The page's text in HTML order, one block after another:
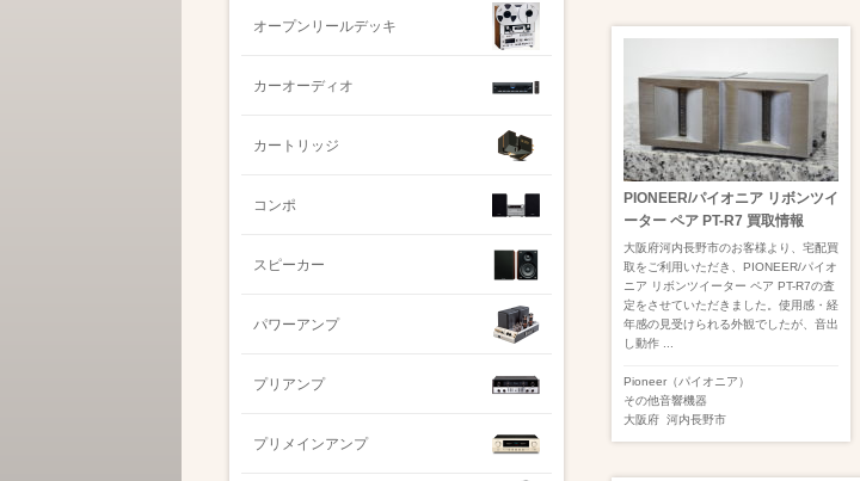
PIONEER/パイオニア リボンツイ
ーター ペア PT-R7 買取情報
大阪府河内長野市のお客様より、宅配買
取をご利用いただき、PIONEER/パイオ
ニア リボンツイーター ペア PT-R7の査
定をさせていただきました。使用感・経
年感の見受けられる外観でしたが、音出
し動作 ...
Pioneer（パイオニア）
その他音響機器
大阪府 河内長野市
オープンリールデッキ
カーオーディオ
カートリッジ
コンポ
スピーカー
パワーアンプ
プリアンプ
プリメインアンプ